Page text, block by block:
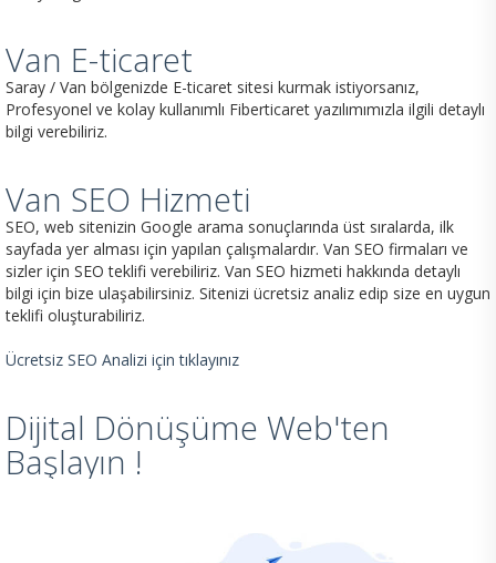
Van E-ticaret
Saray / Van bölgenizde E-ticaret sitesi kurmak istiyorsanız,
Profesyonel ve kolay kullanımlı Fiberticaret yazılımımızla ilgili detaylı
bilgi verebiliriz.
Van SEO Hizmeti
SEO, web sitenizin Google arama sonuçlarında üst sıralarda, ilk
sayfada yer alması için yapılan çalışmalardır. Van SEO firmaları ve
sizler için SEO teklifi verebiliriz. Van SEO hizmeti hakkında detaylı
bilgi için bize ulaşabilirsiniz. Sitenizi ücretsiz analiz edip size en uygun
teklifi oluşturabiliriz.
Ücretsiz SEO Analizi için tıklayınız
Dijital Dönüşüme Web'ten
Başlayın !